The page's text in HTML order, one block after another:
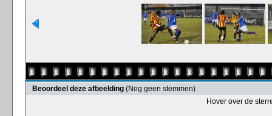
Beoordeel deze afbeelding (Nog geen stemmen)
Hover over de